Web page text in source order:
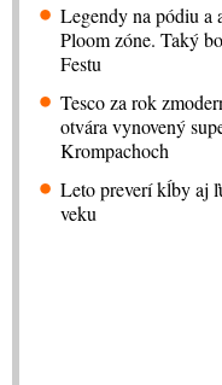
Legendy na pódiu a
Ploom zóne. Taký
Festu
Tesco za rok
otvára vynovený
Krompachoch
Leto preverí kĺby aj
veku